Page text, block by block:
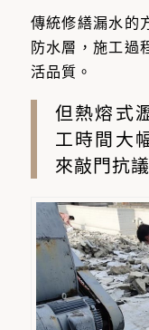
傳統修繕漏水的
防水層，施工過
活品質。
但熱熔式
工時間大
來敲門抗